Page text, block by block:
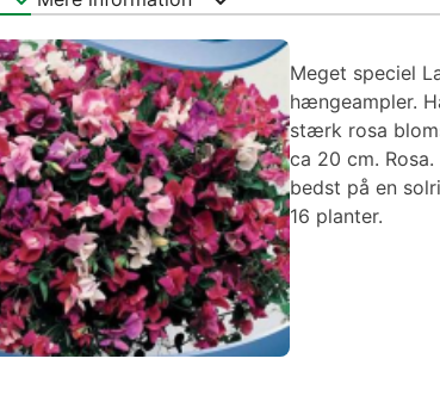
Meget speciel
hængeampler.
stærk rosa
ca 20 cm.
bedst på en
16 planter.